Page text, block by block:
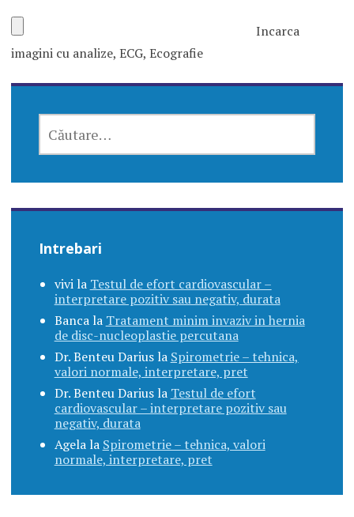
Incarca
imagini cu analize, ECG, Ecografie
DUPĂ:
Intrebari
vivila Testul de efort cardiovascular –
interpretare pozitiv sau negativ, durata
Bancala Tratament minim invaziv in hernia
de disc-nucleoplastie percutana
Dr. Benteu Dariusla Spirometrie – tehnica,
valori normale, interpretare, pret
Dr. Benteu Dariusla Testul de efort
cardiovascular – interpretare pozitiv sau
negativ, durata
Agelala Spirometrie – tehnica, valori
normale, interpretare, pret